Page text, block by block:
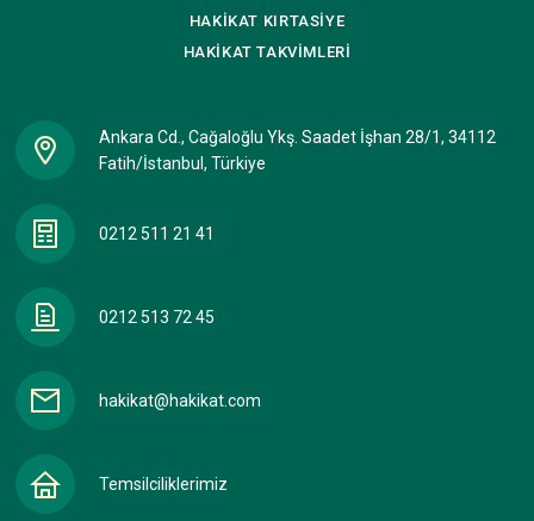
HAKİKAT KIRTASİYE
HAKİKATTAKVİMLERİ
Ankara Cd., Cağaloğlu Ykş. Saadet İşhan 28/1, 34112
Fatih/İstanbul, Türkiye
0212 511 21 41
0212 513 72 45
hakikat@hakikat.com
Temsilciliklerimiz